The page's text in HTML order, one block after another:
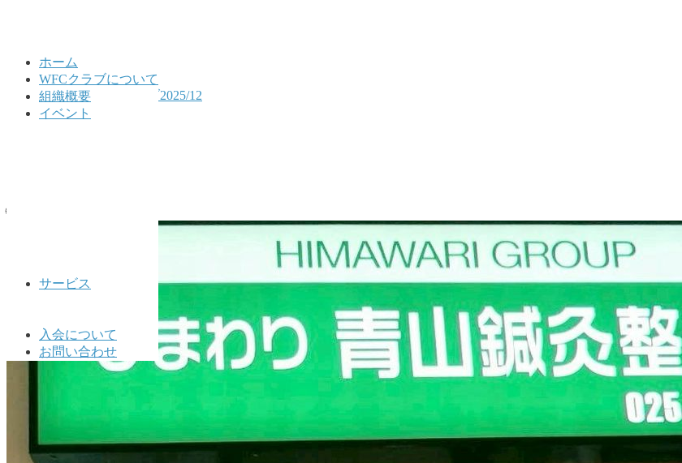
ホーム
WFCクラブについて
組織概要
イベント
サービス
入会について
お問い合わせ
HOME
公式LINEアーカイブ2025/12
2025/12/06